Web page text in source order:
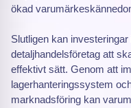
ökad
Slutligen kan
detaljhandelsföretag att
effektivt sätt. Genom att
lagerhanteringssystem
marknadsföring kan